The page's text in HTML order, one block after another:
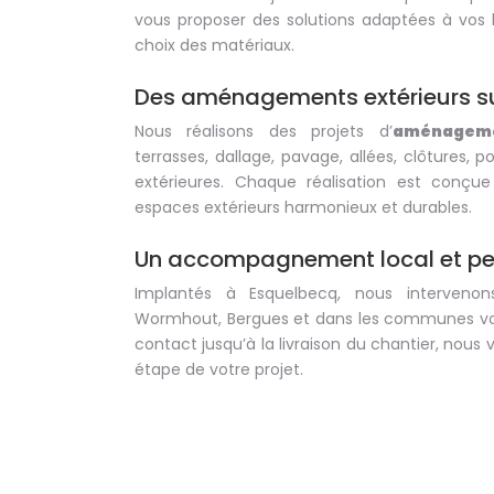
vous proposer des solutions adaptées à
choix des matériaux.
Des aménagements extérieurs
Nous réalisons des projets d’
terrasses, dallage, pavage, allées, clôtures,
extérieures. Chaque réalisation est
espaces extérieurs harmonieux et durables.
Un accompagnement local et
Implantés à Esquelbecq, nous
Wormhout, Bergues et dans les communes
contact jusqu’à la livraison du chantier,
étape de votre projet.